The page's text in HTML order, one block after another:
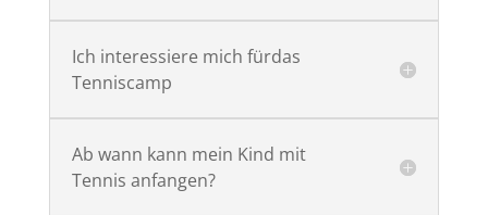
Ich interessiere mich fürdas
Tenniscamp
Ab wann kann mein Kind mit
Tennis anfangen?